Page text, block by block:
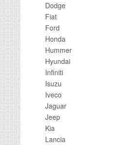
Dodge
Fiat
Ford
Honda
Hummer
Hyundai
Infiniti
Isuzu
Iveco
Jaguar
Jeep
Kia
Lancia